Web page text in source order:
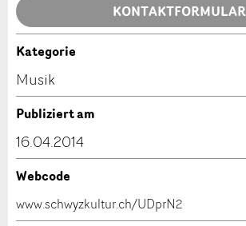
Allgemeines Feedback
Anzeige nicht mehr gültig
Anzeige unvollständig
* Eingabe erforderlich
KONTAKTFORMULAR
Kontakt
Verfassen Sie eine Nachricht für die
Kategorie
Musik
Publiziert am
16.04.2014
Webcode
www.schwyzkultur.ch/UDprN2